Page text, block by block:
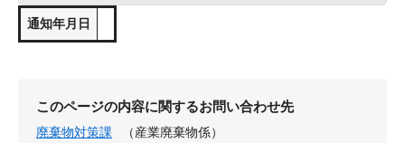
通知年月日
このページの内容に関するお問い合わせ先
廃棄物対策課
（産業廃棄物係）